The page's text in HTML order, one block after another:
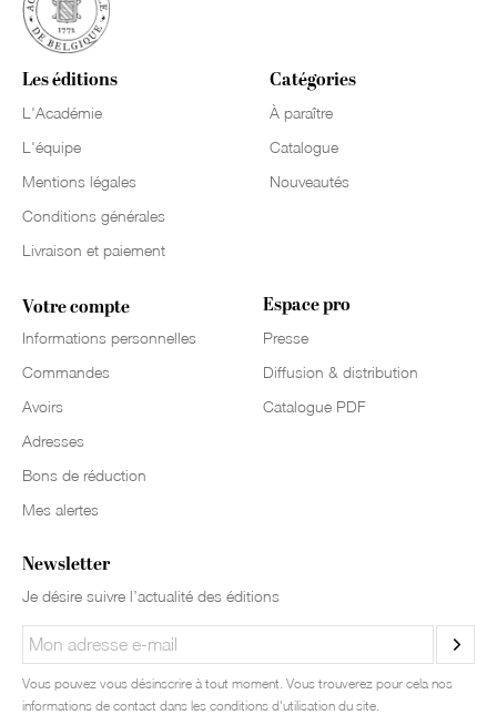
Les éditions
L'Académie
L'équipe
Mentions légales
Conditions générales
Livraison et paiement
Catégories
À paraître
Catalogue
Nouveautés
Votre compte
Informations personnelles
Commandes
Avoirs
Adresses
Bons de réduction
Mes alertes
Espace pro
Presse
Diffusion & distribution
Catalogue PDF
Newsletter
Je désire suivre l’actualité des éditions
Vous pouvez vous désinscrire à tout moment. Vous trouverez pour cela nos
informations de contact dans les conditions d'utilisation du site.